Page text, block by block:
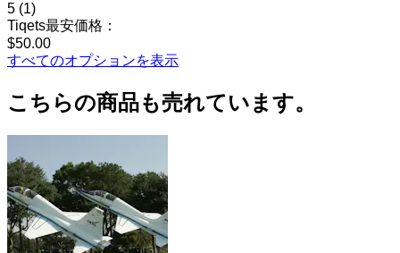
5 (1)
Tiqets最安価格：
$50.00
すべてのオプションを表示
こちらの商品も売れています。